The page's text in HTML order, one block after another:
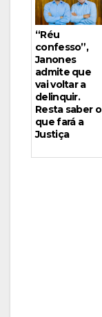
“Réu
confesso”,
Janones
admite que
vai voltar a
delinquir.
Resta saber o
que fará a
Justiça